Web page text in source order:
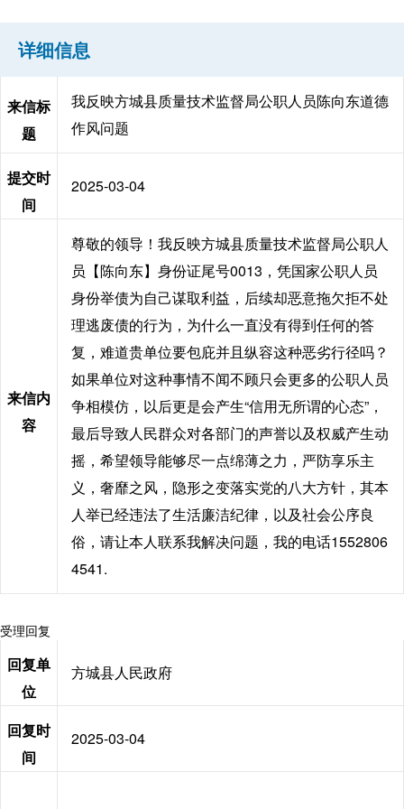
详细信息
来信标
题
我反映方城县质量技术监督局公职人员陈向东道德
作风问题
提交时
间
2025-03-04
来信内
容
尊敬的领导！我反映方城县质量技术监督局公职人
员【陈向东】身份证尾号0013，凭国家公职人员
身份举债为自己谋取利益，后续却恶意拖欠拒不处
理逃废债的行为，为什么一直没有得到任何的答
复，难道贵单位要包庇并且纵容这种恶劣行径吗？
如果单位对这种事情不闻不顾只会更多的公职人员
争相模仿，以后更是会产生“信用无所谓的心态”，
最后导致人民群众对各部门的声誉以及权威产生动
摇，希望领导能够尽一点绵薄之力，严防享乐主
义，奢靡之风，隐形之变落实党的八大方针，其本
人举已经违法了生活廉洁纪律，以及社会公序良
俗，请让本人联系我解决问题，我的电话1552806
4541.
受理回复
回复单
位
方城县人民政府
回复时
间
2025-03-04